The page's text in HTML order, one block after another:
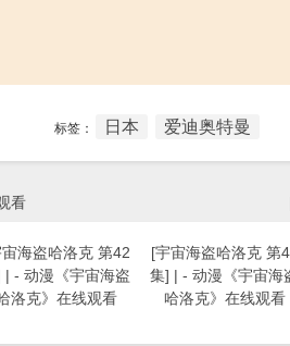
标签： 日本 爱迪奥特曼
看
宙海盗哈洛克 第42
| - 动漫《宇宙海盗
洛克》在线观看
[宇宙海盗哈洛克 第
集] | - 动漫《宇宙海
哈洛克》在线观看